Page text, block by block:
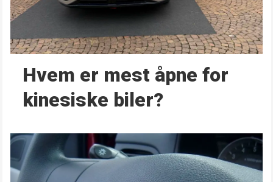
Hvem er mest åpne for
kinesiske biler?